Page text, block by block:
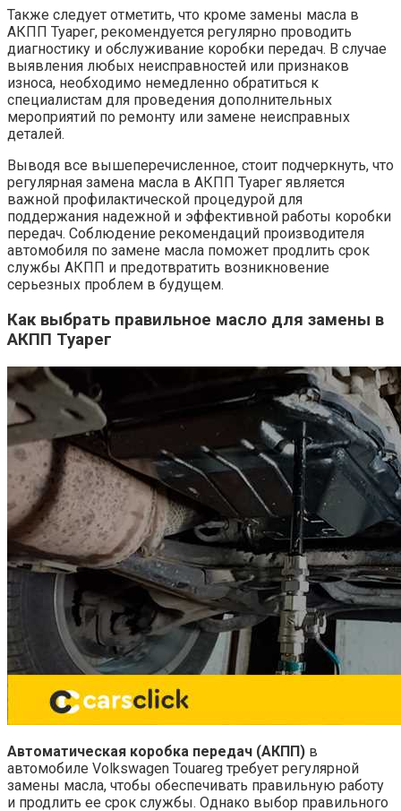
Также следует отметить, что кроме замены масла в
АКПП Туарег, рекомендуется регулярно проводить
диагностику и обслуживание коробки передач. В случае
выявления любых неисправностей или признаков
износа, необходимо немедленно обратиться к
специалистам для проведения дополнительных
мероприятий по ремонту или замене неисправных
деталей.
Выводя все вышеперечисленное, стоит подчеркнуть, что
регулярная замена масла в АКПП Туарег является
важной профилактической процедурой для
поддержания надежной и эффективной работы коробки
передач. Соблюдение рекомендаций производителя
автомобиля по замене масла поможет продлить срок
службы АКПП и предотвратить возникновение
серьезных проблем в будущем.
Как выбрать правильное масло для замены в
АКПП Туарег
Автоматическая коробка передач (АКПП) в
автомобиле Volkswagen Touareg требует регулярной
замены масла, чтобы обеспечивать правильную работу
и продлить ее срок службы. Однако выбор правильного